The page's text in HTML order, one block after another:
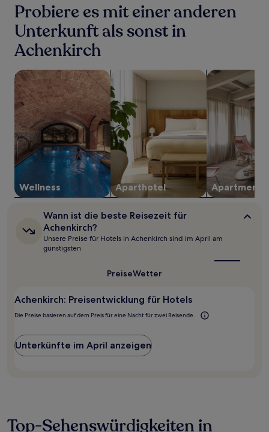
24 Stunden
für
einen
Aufenthalt
mit
1 Übernachtung
von
2 Erwachsenen
gefunden
wurde.
Preise
und
Verfügbarkeiten
können
sich
Es
können
Bedingungen
gelten.
Probiere es mit einer anderen
Unterkunft als sonst in
Achenkirch
Wellness
Suche nach Unterkünften mit Wellness vor Ort
Aparthotel
Suche nach Aparthotels
Apartment
Suche nach
Wann
ist
die
beste
Reisezeit
Wann ist die beste Reisezeit für
Achenkirch?
Unsere Preise für Hotels in Achenkirch sind im April am
günstigsten
PreiseWetter
Achenkirch: Preisentwicklung für Hotels
Die Preise basieren auf dem Preis für eine Nacht für zwei Reisende.
Unterkünfte im April anzeigen
Top-Sehenswürdigkeiten in